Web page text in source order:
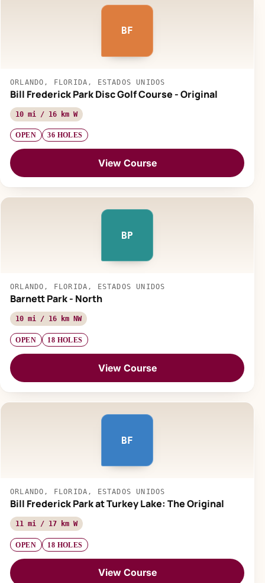
BF
ORLANDO, FLORIDA, ESTADOS UNIDOS
Bill Frederick Park Disc Golf Course - Original
10 mi / 16 km W
OPEN 36 HOLES
View Course
BP
ORLANDO, FLORIDA, ESTADOS UNIDOS
Barnett Park - North
10 mi / 16 km NW
OPEN 18 HOLES
View Course
BF
ORLANDO, FLORIDA, ESTADOS UNIDOS
Bill Frederick Park at Turkey Lake: The Original
11 mi / 17 km W
OPEN 18 HOLES
View Course